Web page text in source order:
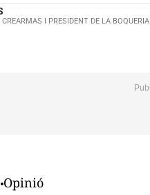
CREARMAS I PRESIDENT DE LA BOQUERIA
Opinió